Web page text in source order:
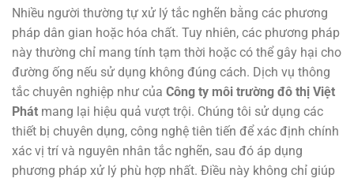
Nhiều người thường tự xử lý tắc nghẽn bằng các phương
pháp dân gian hoặc hóa chất. Tuy nhiên, các phương pháp
này thường chỉ mang tính tạm thời hoặc có thể gây hại cho
đường ống nếu sử dụng không đúng cách. Dịch vụ thông
tắc chuyên nghiệp như của Công ty môi trường đô thị Việt
Phát mang lại hiệu quả vượt trội. Chúng tôi sử dụng các
thiết bị chuyên dụng, công nghệ tiên tiến để xác định chính
xác vị trí và nguyên nhân tắc nghẽn, sau đó áp dụng
phương pháp xử lý phù hợp nhất. Điều này không chỉ giúp